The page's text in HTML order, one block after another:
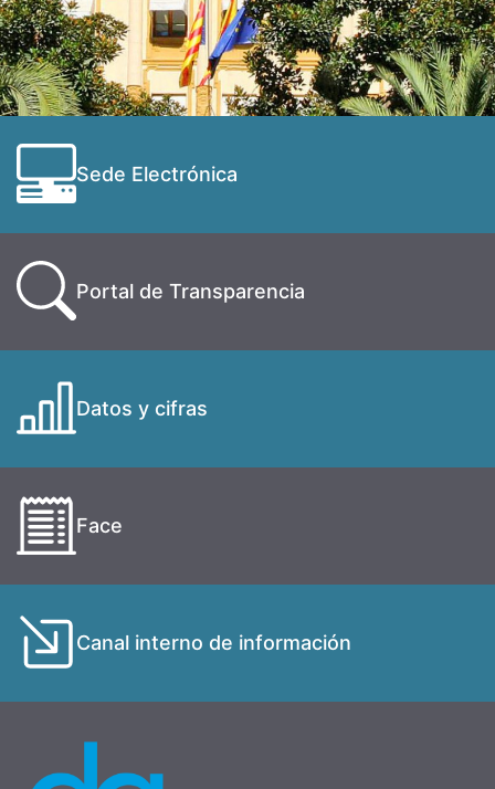
Sede Electrónica
Portal de Transparencia
Datos y cifras
Face
Canal interno de información